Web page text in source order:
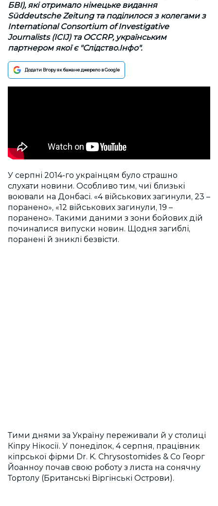
БВІ), які отримало німецьке видання
Süddeutsche Zeitung та поділилося з колегами з
International Consortium of Investigative
Journalists (ICIJ) та OCCRP, українським
партнером якої є "Слідство.Інфо".
Додати Вгору як бажане джерело в Google
У серпні 2014-го українцям було страшно
слухати новини. Особливо тим, чиї близькі
воювали на Донбасі. «4 військових загинули, 23 –
поранено», «12 військових загинули, 19 –
поранено». Такими даними з зони бойових дій
починалися випуски новин. Щодня загиблі,
поранені й зниклі безвісти.
Тими днями за Україну переживали й у столиці
Кіпру Нікосії. У понеділок, 4 серпня, працівник
кіпрської фірми Dr. K. Chrysostomides & Co Георг
Йоанноу почав свою роботу з листа на сонячну
Тортолу (Британські Віргінські Острови).